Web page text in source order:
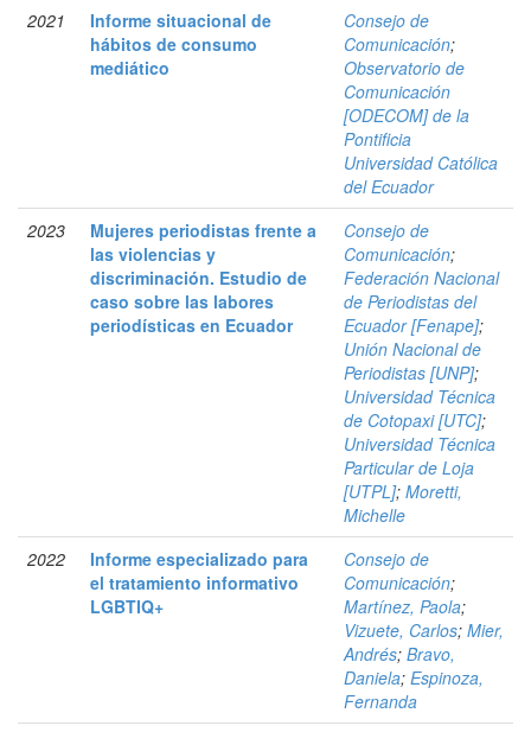
2021
Informe situacional de
hábitos de consumo
mediático
Consejo de
Comunicación;
Observatorio de
Comunicación
[ODECOM] de la
Pontificia
Universidad Católica
del Ecuador
2023
Mujeres periodistas frente a
las violencias y
discriminación. Estudio de
caso sobre las labores
periodísticas en Ecuador
Consejo de
Comunicación;
Federación Nacional
de Periodistas del
Ecuador [Fenape];
Unión Nacional de
Periodistas [UNP];
Universidad Técnica
de Cotopaxi [UTC];
Universidad Técnica
Particular de Loja
[UTPL]; Moretti,
Michelle
2022
Informe especializado para
el tratamiento informativo
LGBTIQ+
Consejo de
Comunicación;
Martínez, Paola;
Vizuete, Carlos; Mier,
Andrés; Bravo,
Daniela; Espinoza,
Fernanda